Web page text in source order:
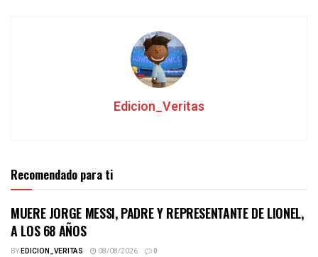
Edicion_Veritas
Recomendado para ti
MUERE JORGE MESSI, PADRE Y REPRESENTANTE DE LIONEL,
A LOS 68 AÑOS
BYEDICION_VERITAS 08/08/2026 0